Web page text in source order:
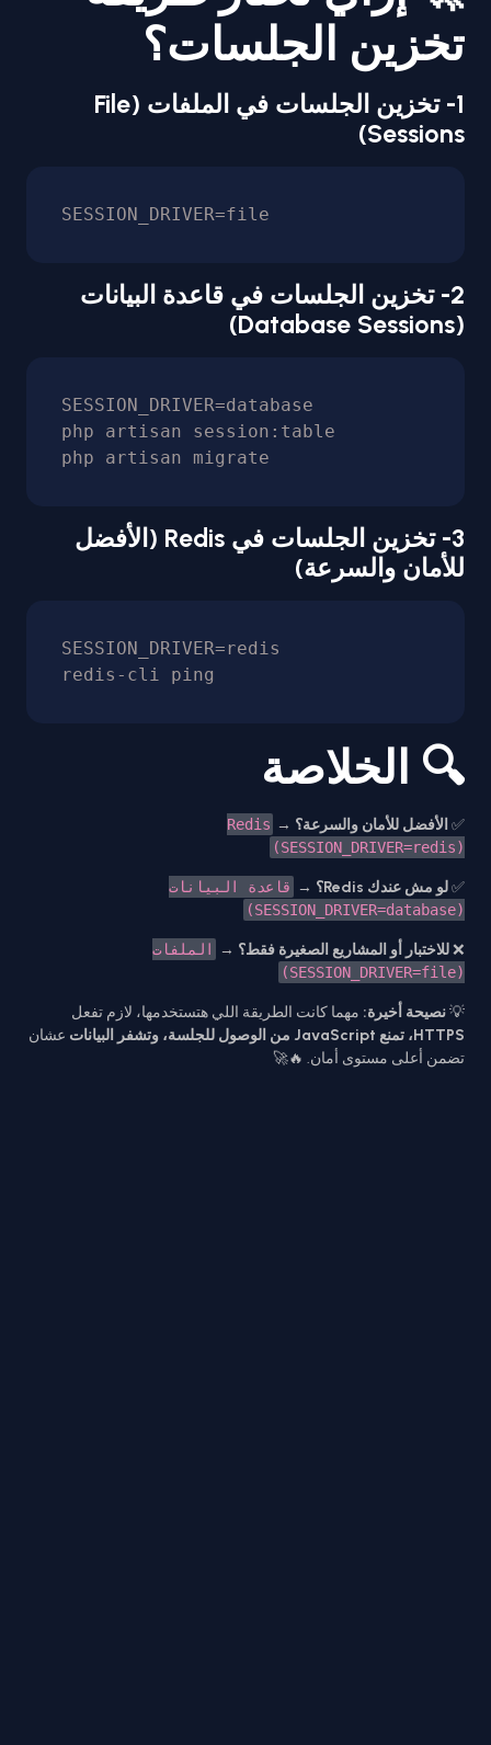
تخزين الجلسات؟
1- تخزين الجلسات في الملفات (File
Sessions)
SESSION_DRIVER=file
2- تخزين الجلسات في قاعدة البيانات
(Database Sessions)
SESSION_DRIVER=database
php artisan session:table
php artisan migrate
3- تخزين الجلسات في Redis (الأفضل
للأمان والسرعة)
SESSION_DRIVER=redis
redis-cli ping
🔍 الخلاصة
✅ الأفضل للأمان والسرعة؟ →
Redis
(SESSION_DRIVER=redis)
✅لو مش عندك Redis؟ → قاعدة البيانات
(SESSION_DRIVER=database)
❌للاختبار أو المشاريع الصغيرة فقط؟ →
الملفات
(SESSION_DRIVER=file)
💡نصيحة أخيرة: مهما كانت الطريقة اللي هتستخدمها، لازم تفعل
HTTPS، تمنع JavaScript من الوصول للجلسة، وتشفر البيانات
عشان
تضمن أعلى مستوى أمان. 🔥🚀